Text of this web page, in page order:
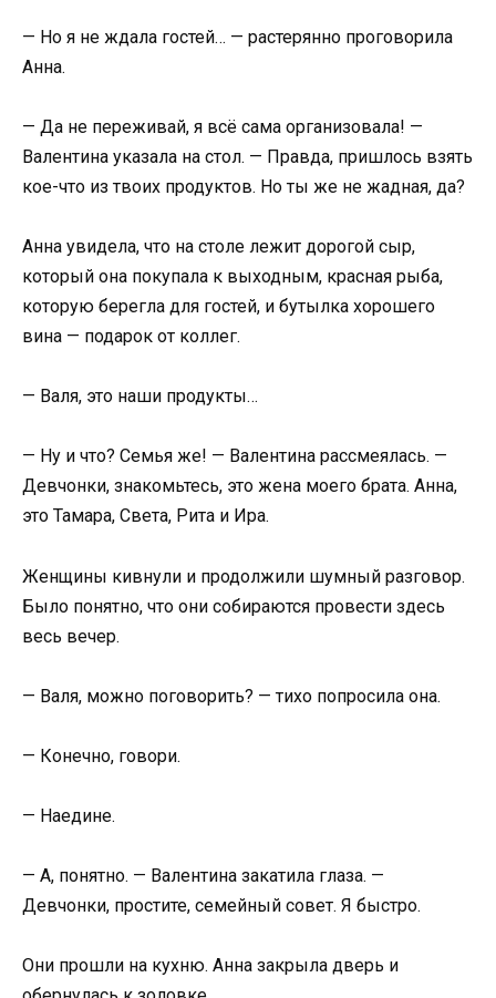
— Но я не ждала гостей… — растерянно проговорила
Анна.
— Да не переживай, я всё сама организовала! —
Валентина указала на стол. — Правда, пришлось взять
кое-что из твоих продуктов. Но ты же не жадная, да?
Анна увидела, что на столе лежит дорогой сыр,
который она покупала к выходным, красная рыба,
которую берегла для гостей, и бутылка хорошего
вина — подарок от коллег.
— Валя, это наши продукты…
— Ну и что? Семья же! — Валентина рассмеялась. —
Девчонки, знакомьтесь, это жена моего брата. Анна,
это Тамара, Света, Рита и Ира.
Женщины кивнули и продолжили шумный разговор.
Было понятно, что они собираются провести здесь
весь вечер.
— Валя, можно поговорить? — тихо попросила она.
— Конечно, говори.
— Наедине.
— А, понятно. — Валентина закатила глаза. —
Девчонки, простите, семейный совет. Я быстро.
Они прошли на кухню. Анна закрыла дверь и